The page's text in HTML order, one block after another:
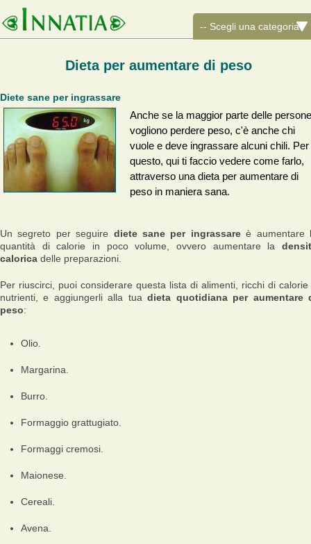
Dieta per aumentare di peso
Diete sane per ingrassare
Anche se la maggior parte delle persone
vogliono perdere peso, c'è anche chi
vuole e deve ingrassare alcuni chili. Per
questo, qui ti faccio vedere come farlo,
attraverso una dieta per aumentare di
peso in maniera sana.
Un segreto per seguire diete sane per ingrassareè aumentare
quantità di calorie in poco volume, ovvero aumentare la
calorica delle preparazioni.
Per riuscirci, puoi considerare questa lista di alimenti, ricchi di calorie
nutrienti, e aggiungerli alla tuadieta quotidiana per aumentare
peso:
Olio.
Margarina.
Burro.
Formaggio grattugiato.
Formaggi cremosi.
Maionese.
Cereali.
Avena.